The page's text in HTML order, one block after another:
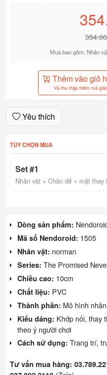
Mua bao gồm: Nhân
Thêm vào giỏ
Và thu thập thêm mã
Yêu thích
TÙY CHỌN MUA
Set #1
Nhân vật + Chân đế + mặt thay
Dòng sản phẩm:
Mã số Nendoroid: 1505
Nhân vật: norman
Series: The Promised
Chiều cao: 10cm
Chất liệu: PVC
Thành phần: Mô hình
Kiểu dáng: Khớp nối, thay
theo ý người chơi
Cách sử dụng: Trang trí,
Tư vấn mua hàng: